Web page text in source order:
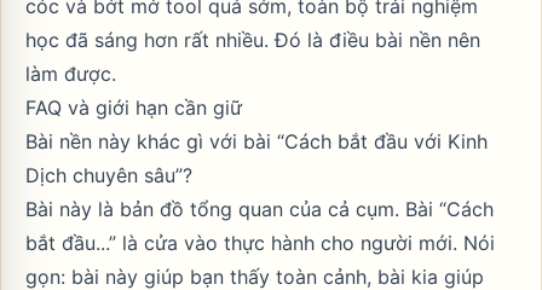
cóc và bớt mở tool quá sớm, toàn bộ trải nghiệm
học đã sáng hơn rất nhiều. Đó là điều bài nền nên
làm được.
FAQ và giới hạn cần giữ
Bài nền này khác gì với bài “Cách bắt đầu với Kinh
Dịch chuyên sâu”?
Bài này là bản đồ tổng quan của cả cụm. Bài “Cách
bắt đầu...” là cửa vào thực hành cho người mới. Nói
gọn: bài này giúp bạn thấy toàn cảnh, bài kia giúp